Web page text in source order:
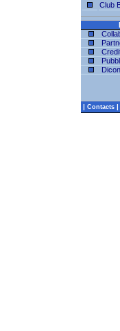
Club
| Contacts |